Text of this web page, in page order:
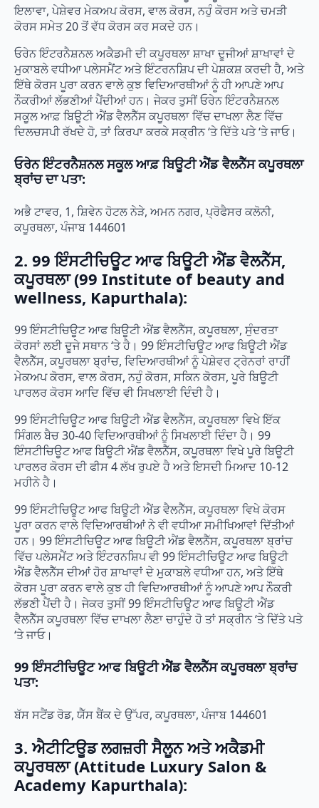
ਇਲਾਵਾ, ਪੇਸ਼ੇਵਰ ਮੇਕਅਪ ਕੋਰਸ, ਵਾਲ ਕੋਰਸ, ਨਹੁੰ ਕੋਰਸ ਅਤੇ ਚਮੜੀ
ਕੋਰਸ ਸਮੇਤ 20 ਤੋਂ ਵੱਧ ਕੋਰਸ ਕਰ ਸਕਦੇ ਹਨ।
ਓਰੇਨ ਇੰਟਰਨੈਸ਼ਨਲ ਅਕੈਡਮੀ ਦੀ ਕਪੂਰਥਲਾ ਸ਼ਾਖਾ ਦੂਜੀਆਂ ਸ਼ਾਖਾਵਾਂ ਦੇ
ਮੁਕਾਬਲੇ ਵਧੀਆ ਪਲੇਸਮੈਂਟ ਅਤੇ ਇੰਟਰਨਸ਼ਿਪ ਦੀ ਪੇਸ਼ਕਸ਼ ਕਰਦੀ ਹੈ, ਅਤੇ
ਇੱਥੇ ਕੋਰਸ ਪੂਰਾ ਕਰਨ ਵਾਲੇ ਕੁਝ ਵਿਦਿਆਰਥੀਆਂ ਨੂੰ ਹੀ ਆਪਣੇ ਆਪ
ਨੌਕਰੀਆਂ ਲੱਭਣੀਆਂ ਪੈਂਦੀਆਂ ਹਨ। ਜੇਕਰ ਤੁਸੀਂ ਓਰੇਨ ਇੰਟਰਨੈਸ਼ਨਲ
ਸਕੂਲ ਆਫ਼ ਬਿਊਟੀ ਐਂਡ ਵੈਲਨੈੱਸ ਕਪੂਰਥਲਾ ਵਿੱਚ ਦਾਖਲਾ ਲੈਣ ਵਿੱਚ
ਦਿਲਚਸਪੀ ਰੱਖਦੇ ਹੋ, ਤਾਂ ਕਿਰਪਾ ਕਰਕੇ ਸਕ੍ਰੀਨ ‘ਤੇ ਦਿੱਤੇ ਪਤੇ ‘ਤੇ ਜਾਓ।
ਓਰੇਨ ਇੰਟਰਨੈਸ਼ਨਲ ਸਕੂਲ ਆਫ਼ ਬਿਊਟੀ ਐਂਡ ਵੈਲਨੈੱਸ ਕਪੂਰਥਲਾ
ਬ੍ਰਾਂਚ ਦਾ ਪਤਾ:
ਅਭੈ ਟਾਵਰ, 1, ਸ਼ਿਵੇਨ ਹੋਟਲ ਨੇੜੇ, ਅਮਨ ਨਗਰ, ਪ੍ਰੋਫੈਸਰ ਕਲੋਨੀ,
ਕਪੂਰਥਲਾ, ਪੰਜਾਬ 144601
2. 99 ਇੰਸਟੀਚਿਊਟ ਆਫ ਬਿਊਟੀ ਐਂਡ ਵੈਲਨੈੱਸ,
ਕਪੂਰਥਲਾ (99 Institute of beauty and
wellness, Kapurthala):
99 ਇੰਸਟੀਚਿਊਟ ਆਫ ਬਿਊਟੀ ਐਂਡ ਵੈਲਨੈੱਸ, ਕਪੂਰਥਲਾ, ਸੁੰਦਰਤਾ
ਕੋਰਸਾਂ ਲਈ ਦੂਜੇ ਸਥਾਨ ‘ਤੇ ਹੈ। 99 ਇੰਸਟੀਚਿਊਟ ਆਫ ਬਿਊਟੀ ਐਂਡ
ਵੈਲਨੈੱਸ, ਕਪੂਰਥਲਾ ਬ੍ਰਾਂਚ, ਵਿਦਿਆਰਥੀਆਂ ਨੂੰ ਪੇਸ਼ੇਵਰ ਟ੍ਰੇਨਰਾਂ ਰਾਹੀਂ
ਮੇਕਅਪ ਕੋਰਸ, ਵਾਲ ਕੋਰਸ, ਨਹੁੰ ਕੋਰਸ, ਸਕਿਨ ਕੋਰਸ, ਪੂਰੇ ਬਿਊਟੀ
ਪਾਰਲਰ ਕੋਰਸ ਆਦਿ ਵਿੱਚ ਵੀ ਸਿਖਲਾਈ ਦਿੰਦੀ ਹੈ।
99 ਇੰਸਟੀਚਿਊਟ ਆਫ ਬਿਊਟੀ ਐਂਡ ਵੈਲਨੈੱਸ, ਕਪੂਰਥਲਾ ਵਿਖੇ ਇੱਕ
ਸਿੰਗਲ ਬੈਚ 30-40 ਵਿਦਿਆਰਥੀਆਂ ਨੂੰ ਸਿਖਲਾਈ ਦਿੰਦਾ ਹੈ। 99
ਇੰਸਟੀਚਿਊਟ ਆਫ ਬਿਊਟੀ ਐਂਡ ਵੈਲਨੈੱਸ, ਕਪੂਰਥਲਾ ਵਿਖੇ ਪੂਰੇ ਬਿਊਟੀ
ਪਾਰਲਰ ਕੋਰਸ ਦੀ ਫੀਸ 4 ਲੱਖ ਰੁਪਏ ਹੈ ਅਤੇ ਇਸਦੀ ਮਿਆਦ 10-12
ਮਹੀਨੇ ਹੈ।
99 ਇੰਸਟੀਚਿਊਟ ਆਫ ਬਿਊਟੀ ਐਂਡ ਵੈਲਨੈੱਸ, ਕਪੂਰਥਲਾ ਵਿਖੇ ਕੋਰਸ
ਪੂਰਾ ਕਰਨ ਵਾਲੇ ਵਿਦਿਆਰਥੀਆਂ ਨੇ ਵੀ ਵਧੀਆ ਸਮੀਖਿਆਵਾਂ ਦਿੱਤੀਆਂ
ਹਨ। 99 ਇੰਸਟੀਚਿਊਟ ਆਫ ਬਿਊਟੀ ਐਂਡ ਵੈਲਨੈੱਸ, ਕਪੂਰਥਲਾ ਬ੍ਰਾਂਚ
ਵਿੱਚ ਪਲੇਸਮੈਂਟ ਅਤੇ ਇੰਟਰਨਸ਼ਿਪ ਵੀ 99 ਇੰਸਟੀਚਿਊਟ ਆਫ ਬਿਊਟੀ
ਐਂਡ ਵੈਲਨੈੱਸ ਦੀਆਂ ਹੋਰ ਸ਼ਾਖਾਵਾਂ ਦੇ ਮੁਕਾਬਲੇ ਵਧੀਆ ਹਨ, ਅਤੇ ਇੱਥੇ
ਕੋਰਸ ਪੂਰਾ ਕਰਨ ਵਾਲੇ ਕੁਝ ਹੀ ਵਿਦਿਆਰਥੀਆਂ ਨੂੰ ਆਪਣੇ ਆਪ ਨੌਕਰੀ
ਲੱਭਣੀ ਪੈਂਦੀ ਹੈ। ਜੇਕਰ ਤੁਸੀਂ 99 ਇੰਸਟੀਚਿਊਟ ਆਫ ਬਿਊਟੀ ਐਂਡ
ਵੈਲਨੈੱਸ ਕਪੂਰਥਲਾ ਵਿੱਚ ਦਾਖਲਾ ਲੈਣਾ ਚਾਹੁੰਦੇ ਹੋ ਤਾਂ ਸਕ੍ਰੀਨ ‘ਤੇ ਦਿੱਤੇ ਪਤੇ
‘ਤੇ ਜਾਓ।
99 ਇੰਸਟੀਚਿਊਟ ਆਫ ਬਿਊਟੀ ਐਂਡ ਵੈਲਨੈੱਸ ਕਪੂਰਥਲਾ ਬ੍ਰਾਂਚ
ਪਤਾ:
ਬੱਸ ਸਟੈਂਡ ਰੋਡ, ਯੈੱਸ ਬੈਂਕ ਦੇ ਉੱਪਰ, ਕਪੂਰਥਲਾ, ਪੰਜਾਬ 144601
3. ਐਟੀਟਿਊਡ ਲਗਜ਼ਰੀ ਸੈਲੂਨ ਅਤੇ ਅਕੈਡਮੀ
ਕਪੂਰਥਲਾ (Attitude Luxury Salon &
Academy Kapurthala):